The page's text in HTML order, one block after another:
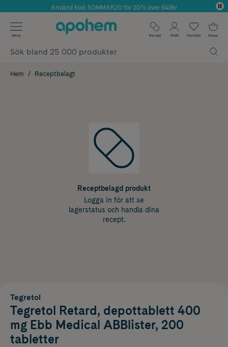
Årets Butik 2025 inom Skönhet
Använd kod: SOMMAR20 för 20% över 649kr
✓ Fri frakt
✓ Poäng på alla köp*
Meny Recept Profil Favoriter Kassa
Hem Receptbelagt
Receptbelagd produkt
Logga in för att se
lagerstatus och handla dina
recept.
Tegretol
Tegretol Retard, depottablett 400
mg Ebb Medical ABBlister, 200
tabletter